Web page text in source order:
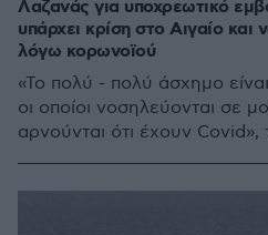
Λαζανάς για υποχρεωτικό
υπάρχει κρίση στο Αιγαίο και
λόγω κορωνοϊού
«Το πολύ - πολύ άσχημο
οι οποίοι νοσηλεύονται σε
αρνούνται ότι έχουν Covid»,